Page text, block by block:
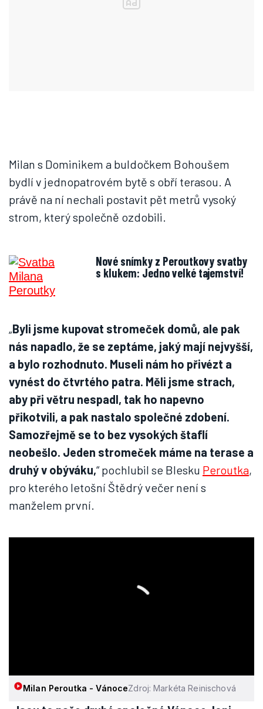
Milan s Dominikem a buldočkem Bohoušem
bydlí v jednopatrovém bytě s obří terasou. A
právě na ní nechali postavit pět metrů vysoký
strom, který společně ozdobili.
Nové snímky z Peroutkovy svatby
s klukem: Jedno velké tajemství!
„Byli jsme kupovat stromeček domů, ale pak
nás napadlo, že se zeptáme, jaký mají nejvyšší,
a bylo rozhodnuto. Museli nám ho přivézt a
vynést do čtvrtého patra. Měli jsme strach,
aby při větru nespadl, tak ho napevno
přikotvili, a pak nastalo společné zdobení.
Samozřejmě se to bez vysokých štaflí
neobešlo. Jeden stromeček máme na terase a
druhý v obýváku,“ pochlubil se Blesku Peroutka,
pro kterého letošní Štědrý večer není s
manželem první.
Milan Peroutka - VánoceZdroj: Markéta Reinischová